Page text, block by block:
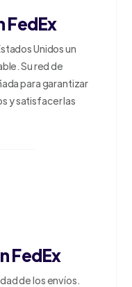
FedEx
Unidos un
Su red de
para garantizar
y satisfacer las
FedEx
de los envíos.